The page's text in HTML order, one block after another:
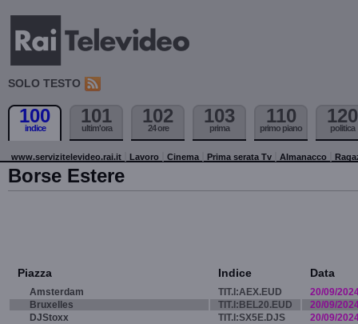
SOLO TESTO
100
indice
101
ultim'ora
102
24 ore
103
prima
110
primo piano
120
politica
www.servizitelevideo.rai.it Lavoro Cinema Prima serata Tv Almanacco
Borse Estere
Piazza Indice Data
Amsterdam TIT.I:AEX.EUD
20/09/
Bruxelles
TIT.I:BEL20.EUD
20/09/
DJStoxx
TIT.I:SX5E.DJS
20/09/